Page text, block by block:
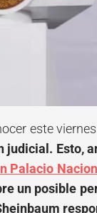
este
judicial. Esto,
Palacio
un posible